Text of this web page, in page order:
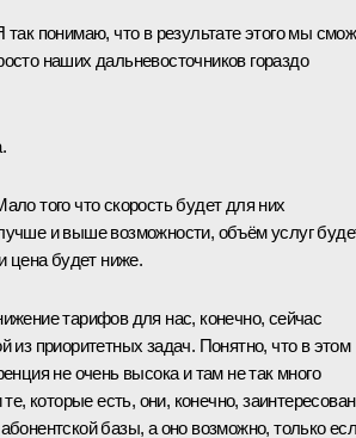
так понимаю, что в результате этого мы
наших дальневосточников гораздо
того что скорость будет для них
и выше возможности, объём услуг
цена будет ниже.
тарифов для нас, конечно, сейчас
из приоритетных задач. Понятно, что в этом
не очень высока и там не так много
которые есть, они, конечно,
базы, а оно возможно, только